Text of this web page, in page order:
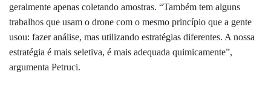
geralmente apenas coletando amostras. “Também tem alguns
trabalhos que usam o drone com o mesmo princípio que a gente
usou: fazer análise, mas utilizando estratégias diferentes. A nossa
estratégia é mais seletiva, é mais adequada quimicamente”,
argumenta Petruci.